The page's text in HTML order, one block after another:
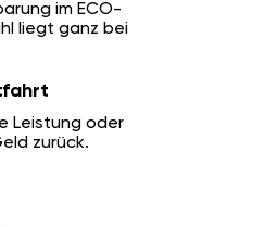
im ECO-
liegt ganz bei
Leistung oder
zurück.